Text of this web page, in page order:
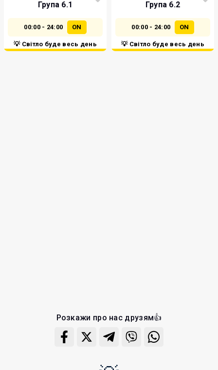
Група 6.1
00:00 - 24:00 ON
💡 Світло буде весь день
Група 6.2
00:00 - 24:00 ON
💡 Світло буде весь день
Розкажи про нас друзям👍